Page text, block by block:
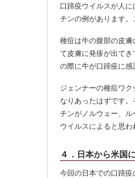
口蹄疫ウイルスが人
チンの例があります
種痘は牛の腹部の皮
て皮膚に発疹が出て
の際に牛が口蹄疫に
ジェンナーの種痘ワ
なりあったはずです
チンがノルウェー、
ウイルスによると思
４．日本から米国
今回の日本での口蹄